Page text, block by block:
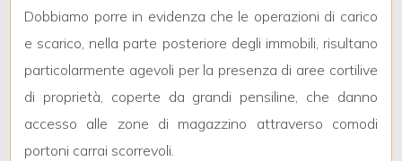
Dobbiamo porre in evidenza che le operazioni di carico
e scarico, nella parte posteriore degli immobili, risultano
particolarmente agevoli per la presenza di aree cortilive
di proprietà, coperte da grandi pensiline, che danno
accesso alle zone di magazzino attraverso comodi
portoni carrai scorrevoli.
Camere
minime